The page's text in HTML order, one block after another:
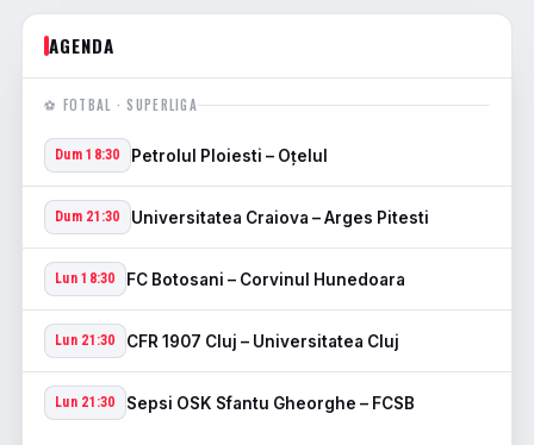
AGENDA
⚽ FOTBAL · SUPERLIGA
Dum 18:30 Petrolul Ploiesti – Oţelul
Dum 21:30 Universitatea Craiova – Arges Pitesti
Lun 18:30 FC Botosani – Corvinul Hunedoara
Lun 21:30 CFR 1907 Cluj – Universitatea Cluj
Lun 21:30 Sepsi OSK Sfantu Gheorghe – FCSB